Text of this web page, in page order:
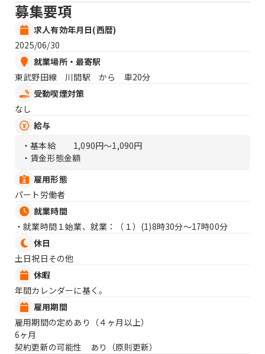
募集要項
求人有効年月日(西暦)
2025/06/30
就業場所・最寄駅
東武野田線 川間駅 から 車20分
受動喫煙対策
なし
給与
・基本給
1,090円〜1,090円
・賃金形態金額
雇用形態
パート労働者
就業時間
・就業時間１始業、就業：（１） (1)8時30分〜17時00分
休日
土日祝日その他
休暇
年間カレンダーに基く。
雇用期間
雇用期間の定めあり（４ヶ月以上）
6ヶ月
契約更新の可能性 あり（原則更新）